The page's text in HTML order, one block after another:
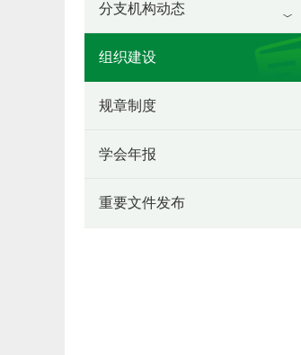
分支机构动态
组织建设
规章制度
学会年报
重要文件发布